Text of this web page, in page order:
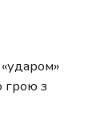
грою з